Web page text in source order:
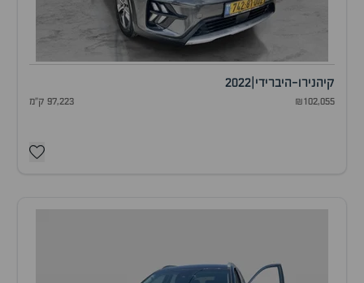
קיהנירו-היברידי 2022
₪102,055 97,223 ק"מ